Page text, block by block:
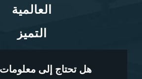
العالمية
العالمية
التميز
التميز
هل تحتاج إلى معلومات